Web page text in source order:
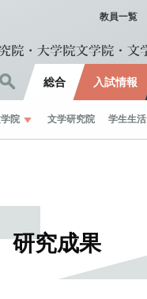
教員一覧
総合 入試情報
院 文学研究院 学生生活
研究成果